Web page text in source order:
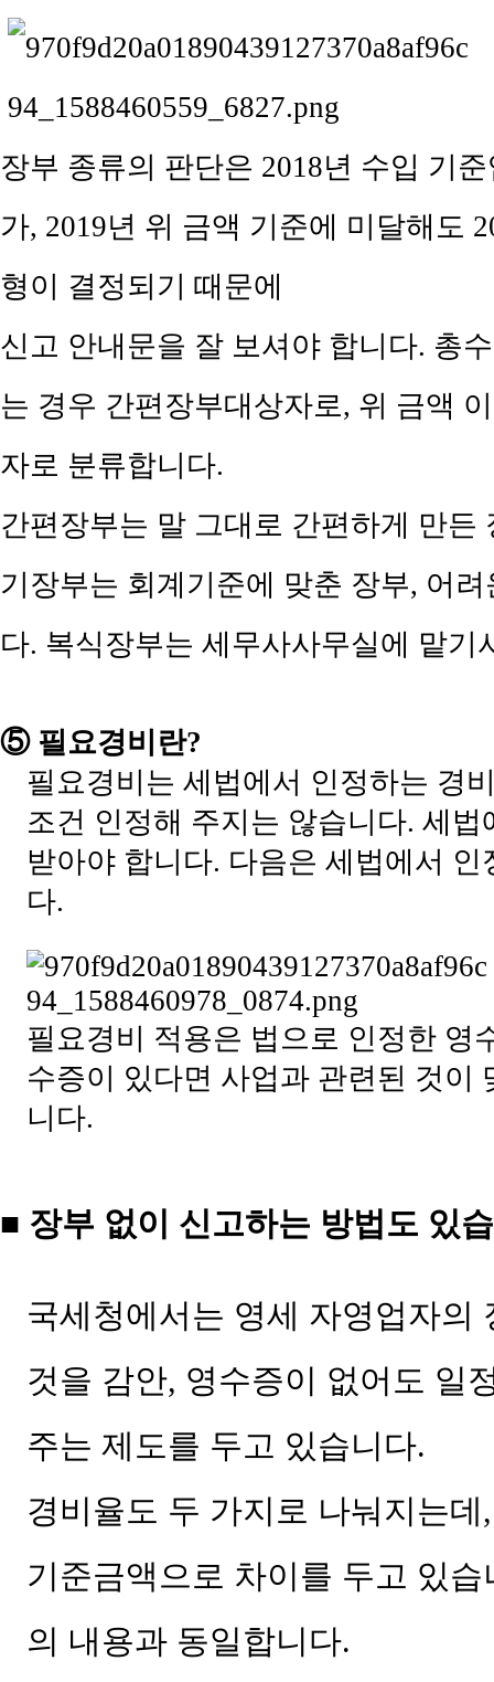
장부 종류의 판단은 2018년 수입 기
가, 2019년 위 금액 기준에 미달해도
형이 결정되기 때문에
신고 안내문을 잘 보셔야 합니다. 총
는 경우 간편장부대상자로, 위 금액
자로 분류합니다.
간편장부는 말 그대로 간편하게 만든
기장부는 회계기준에 맞춘 장부, 어
다. 복식장부는 세무사사무실에 맡기
⑤ 필요경비란?
필요경비는 세법에서 인정하는 경
조건 인정해 주지는 않습니다.세법
받아야 합니다. 다음은 세법에서
다.
필요경비 적용은 법으로 인정한 영
수증이 있다면 사업과 관련된 것이
니다.
■ 장부 없이 신고하는 방법도 있
국세청에서는 영세 자영업자의
것을 감안, 영수증이 없어도 일
주는 제도를 두고 있습니다.
경비율도 두 가지로 나눠지는데
기준금액으로 차이를 두고 있습
의 내용과 동일합니다.